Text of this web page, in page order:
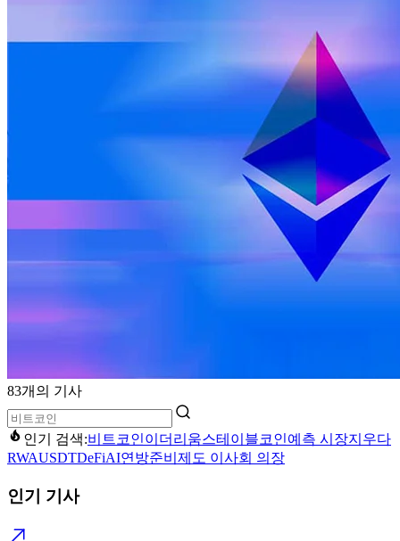
83개의 기사
인기 검색:비트코인이더리움스테이블코인예측 시장지우다
RWAUSDTDeFiAI연방준비제도 이사회 의장
인기 기사